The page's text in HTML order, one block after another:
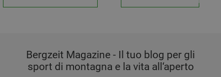
Bergzeit Magazine - Il tuo blog per gli
sport di montagna e la vita all‘aperto